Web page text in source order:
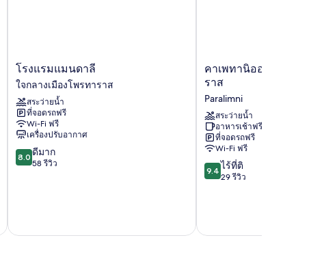
โรงแรม
แมน
ดาลี
ใจกลาง
เมือง
โพร
ทา
ราส
โรงแรมแมนดาลี
ใจกลางเมืองโพรทาราส
สระว่ายน้ำ
ที่จอดรถฟรี
Wi-Fi ฟรี
เครื่องปรับอากาศ
8.0
จาก
8.0 ดีมาก
58 รีวิว
คา
เพ
นิ
ออส
เบย์
โรงแรม
โพร
ทา
ราส
คาเพทานิออส เบย์ โร
ราส
Paralimni
สระว่ายน้ำ
อาหารเช้าฟรี
ที่จอดรถฟรี
Wi-Fi ฟรี
9.4
จาก
29
9.4 ไร้ที่ติ
29 รีวิว